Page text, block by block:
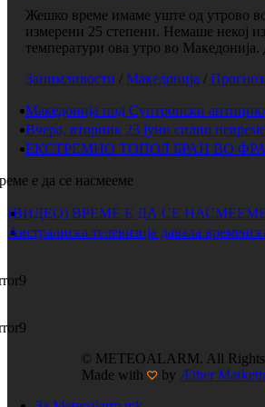
Жешко време имаме уште од утрово
измерени 25 степени. Немаше некој
температури ова утро во
Занимливости / Македонија /
Македонија под Суптропски
Вчера, вторник 23 јуни силно
ЕКСТРЕМНО ТОПОЛ БРАН ВО
е да се насмееме
(ВИДЕО) ВРЕМЕ Е ДА СЕ
Австралиска телевизија давала
© METEOALARM. All Rights
Made with
by Æther